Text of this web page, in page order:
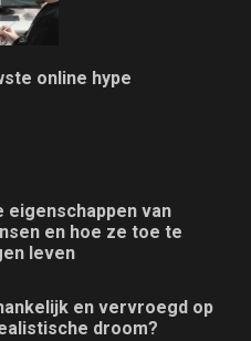
online hype
eigenschappen van
en hoe ze toe te
leven
en vervroegd op
droom?